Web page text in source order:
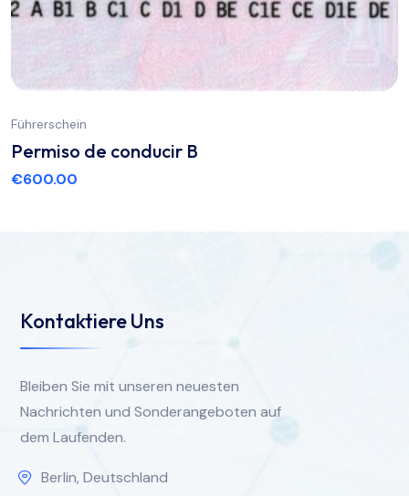
Führerschein
Permiso de conducir B
€600.00
Kontaktiere Uns
Bleiben Sie mit unseren neuesten
Nachrichten und Sonderangeboten auf
dem Laufenden.
Berlin, Deutschland